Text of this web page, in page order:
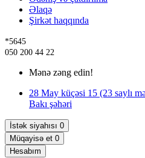
Əlaqə
Şirkət haqqında
*5645
050 200 44 22
Mənə zəng edin!
28 May küçəsi 15 (23 saylı
Bakı şəhəri
İstək siyahısı 0
Müqayisə et 0
Hesabım